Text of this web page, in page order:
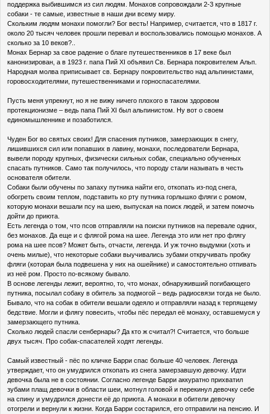
поддержка выбившимся из сил людям. Монахов сопровождали 2-3 крупные
собаки - те самые, известные в наши дни всему миру.
Скольким людям монахи помогли? Бог весть! Например, считается, что в 1817 г.
около 20 тысяч человек прошли перевал и воспользовались помощью монахов. А
сколько за 10 веков?..
Монах Бернар за свое радение о благе путешественников в 17 веке был
канонизирован, а в 1923 г. папа Пий ХI объявил Св. Бернара покровителем Альп.
Народная молва приписывает св. Бернару покровительство над альпинистами,
горовосходителями, путешественниками и горноспасателями.
Пусть меня упрекнут, но я не вижу ничего плохого в таком здоровом
протекционизме – ведь папа Пий ХI был альпинистом. Ну вот о своем
единомышленнике и позаботился.
Чуден Бог во святых своих! Для спасения путников, замерзающих в снегу,
лишившихся сил или попавших в лавину, монахи, последователи Бернара,
вывели породу крупных, физически сильных собак, специально обученных
спасать путников. Само так получилось, что породу стали называть в честь
основателя обители.
Собаки были обучены по запаху путника найти его, откопать из-под снега,
обогреть своим теплом, подставить ко рту путника горлышко фляги с ромом,
которую монахи вешали псу на шею, выпуская на поиск людей, и затем помочь
дойти до приюта.
Есть легенда о том, что псов отправляли на поиски путников на перевале одних,
без монахов. Да еще и с флягой рома на шее. Легенда это или нет про флягу
рома на шее псов? Может быть, отчасти, легенда. И уж точно выдумки (хоть и
очень милые), что некоторые собаки выучивались зубами откручивать пробку
фляги (которая была подвешена у них на ошейнике) и самостоятельно отпивать
из неё ром. Просто по-всякому бывало.
В основе легенды лежит, вероятно, то, что монах, обнаруживший погибающего
путника, посылал собаку в обитель за подмогой – ведь радиосвязи тогда не было.
Бывало, что на собак в обители вешали одеяло и отправляли назад к терпящему
бедствие. Могли и флягу повесить, чтобы пёс передал её монаху, оставшемуся у
замерзающего путника.
Сколько людей спасли сенбернары? Да кто ж считал?! Считается, что больше
двух тысяч. Про собак-спасателей ходят легенды.
Самый известный - пёс по кличке Барри спас больше 40 человек. Легенда
утверждает, что он умудрился откопать из снега замерзавшую девочку. Идти
девочка была не в состоянии. Согласно легенде Барри аккуратно прихватил
зубами плащ девочки в области шеи, мотнул головой и перекинул девочку себе
на спину и умудрился донести её до приюта. А монахи в обители девочку
отогрели и вернули к жизни. Когда Барри состарился, его отправили на пенсию. И